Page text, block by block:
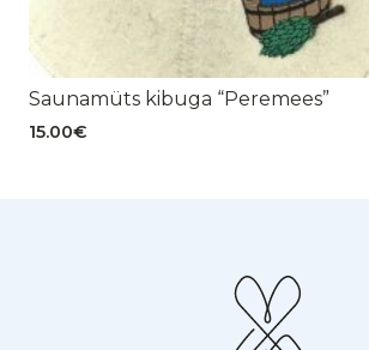
Saunamüts kibuga “Peremees”
15.00€